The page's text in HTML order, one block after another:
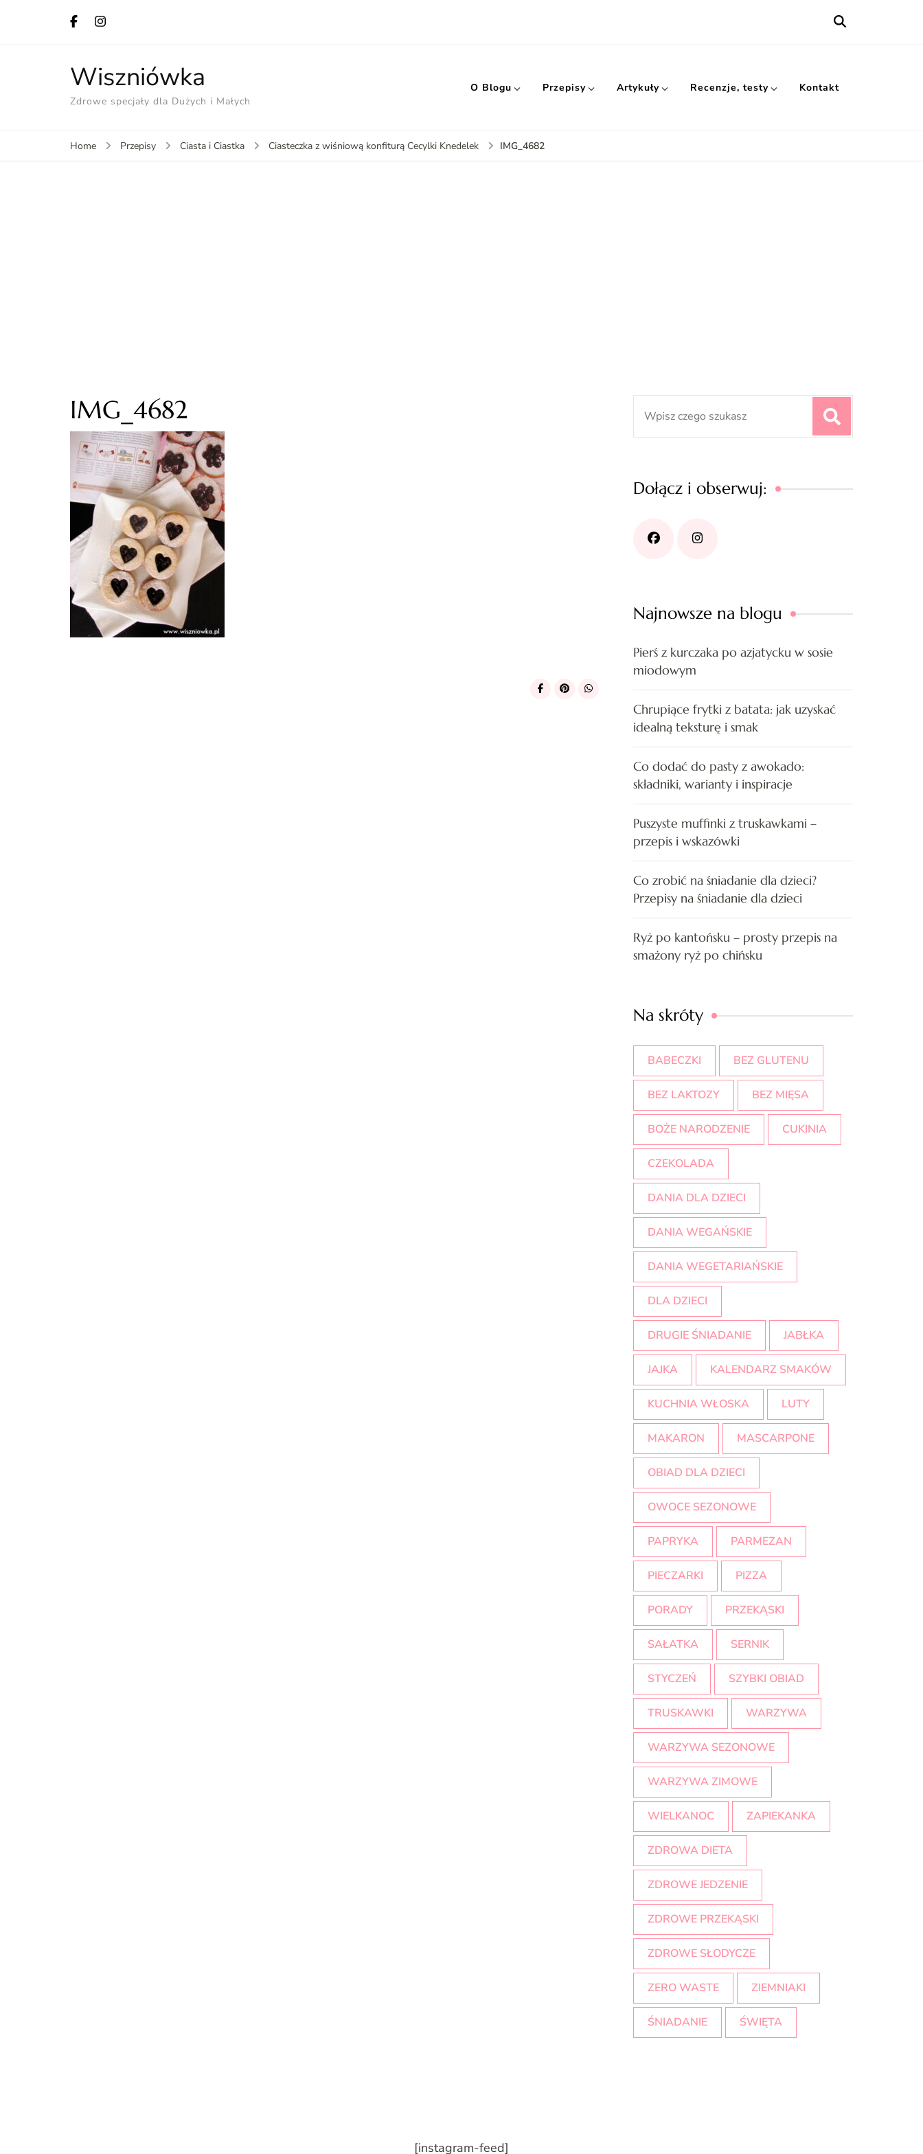
Wiszniówka
Zdrowe specjały dla Dużych i Małych
O Blogu Przepisy Artykuły Recenzje, testy Kontakt
Home Przepisy Ciasta i Ciastka Ciasteczka z wiśniową konfiturą Cecylki Knedelek IMG_4682
IMG_4682
Dołącz i obserwuj:
Najnowsze na blogu
Pierś z kurczaka po azjatycku w sosie
miodowym
Chrupiące frytki z batata: jak uzyskać
idealną teksturę i smak
Co dodać do pasty z awokado:
składniki, warianty i inspiracje
Puszyste muffinki z truskawkami –
przepis i wskazówki
Co zrobić na śniadanie dla dzieci?
Przepisy na śniadanie dla dzieci
Ryż po kantońsku – prosty przepis na
smażony ryż po chińsku
Na skróty
BABECZKI BEZ GLUTENU
BEZ LAKTOZY BEZ MIĘSA
BOŻE NARODZENIE CUKINIA
CZEKOLADA
DANIA DLA DZIECI
DANIA WEGAŃSKIE
DANIA WEGETARIAŃSKIE
DLA DZIECI
DRUGIE ŚNIADANIE JABŁKA
JAJKA KALENDARZ SMAKÓW
KUCHNIA WŁOSKA LUTY
MAKARON MASCARPONE
OBIAD DLA DZIECI
OWOCE SEZONOWE
PAPRYKA PARMEZAN
PIECZARKI PIZZA
PORADY PRZEKĄSKI
SAŁATKA SERNIK
STYCZEŃ SZYBKI OBIAD
TRUSKAWKI WARZYWA
WARZYWA SEZONOWE
WARZYWA ZIMOWE
WIELKANOC ZAPIEKANKA
ZDROWA DIETA
ZDROWE JEDZENIE
ZDROWE PRZEKĄSKI
ZDROWE SŁODYCZE
ZERO WASTE ZIEMNIAKI
ŚNIADANIE ŚWIĘTA
[instagram-feed]